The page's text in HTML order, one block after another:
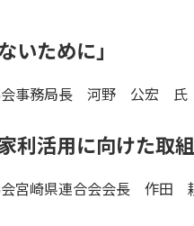
いために」
会事務局長 河野 公宏 氏
利活用に向けた取組
会宮崎県連合会会長 作